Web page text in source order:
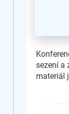
Kožené
,
sezení a
materiál